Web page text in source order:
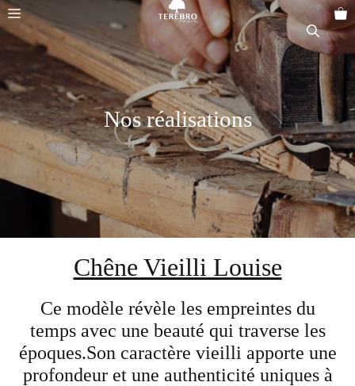
Aller
au
contenu
Nos réalisations
Menu
Chêne Vieilli Louise
Ce modèle révèle les empreintes du
temps avec une beauté qui traverse les
époques.Son caractère vieilli apporte une
profondeur et une authenticité uniques à